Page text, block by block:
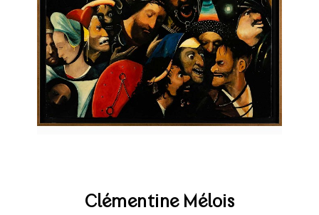
Clémentine Mélois